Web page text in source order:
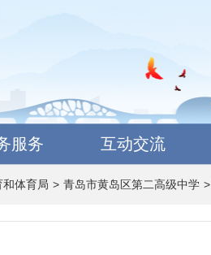
服务 互动交流
和体育局 > 青岛市黄岛区第二高级中学 >